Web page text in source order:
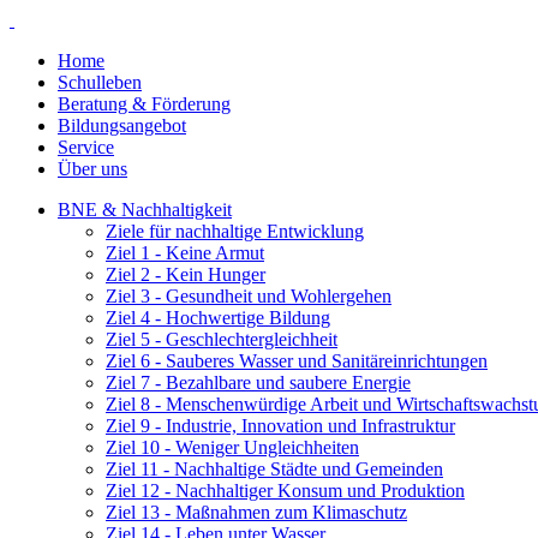
Home
Schulleben
Beratung & Förderung
Bildungsangebot
Service
Über uns
BNE & Nachhaltigkeit
Ziele für nachhaltige Entwicklung
Ziel 1 - Keine Armut
Ziel 2 - Kein Hunger
Ziel 3 - Gesundheit und Wohlergehen
Ziel 4 - Hochwertige Bildung
Ziel 5 - Geschlechtergleichheit
Ziel 6 - Sauberes Wasser und Sanitäreinrichtungen
Ziel 7 - Bezahlbare und saubere Energie
Ziel 8 - Menschenwürdige Arbeit und
Ziel 9 - Industrie, Innovation und Infrastruktur
Ziel 10 - Weniger Ungleichheiten
Ziel 11 - Nachhaltige Städte und Gemeinden
Ziel 12 - Nachhaltiger Konsum und Produktion
Ziel 13 - Maßnahmen zum Klimaschutz
Ziel 14 - Leben unter Wasser